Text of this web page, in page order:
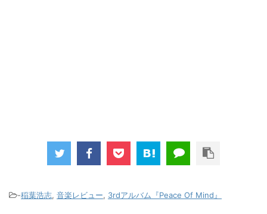
-稲葉浩志, 音楽レビュー, 3rdアルバム『Peace Of Mind』